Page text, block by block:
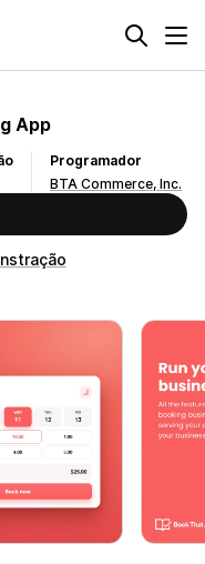
App
Programador
BTA Commerce, Inc.